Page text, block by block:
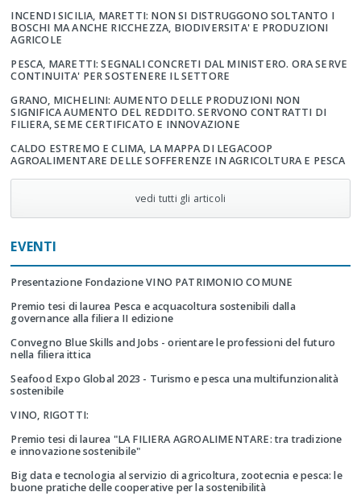
INCENDI SICILIA, MARETTI: NON SI DISTRUGGONO SOLTANTO I
BOSCHI MA ANCHE RICCHEZZA, BIODIVERSITA' E PRODUZIONI
AGRICOLE
PESCA, MARETTI: SEGNALI CONCRETI DAL MINISTERO. ORA SERVE
CONTINUITA' PER SOSTENERE IL SETTORE
GRANO, MICHELINI: AUMENTO DELLE PRODUZIONI NON
SIGNIFICA AUMENTO DEL REDDITO. SERVONO CONTRATTI DI
FILIERA, SEME CERTIFICATO E INNOVAZIONE
CALDO ESTREMO E CLIMA, LA MAPPA DI LEGACOOP
AGROALIMENTARE DELLE SOFFERENZE IN AGRICOLTURA E PESCA
vedi tutti gli articoli
EVENTI
Presentazione Fondazione VINO PATRIMONIO COMUNE
Premio tesi di laurea Pesca e acquacoltura sostenibili dalla
governance alla filiera II edizione
Convegno Blue Skills and Jobs - orientare le professioni del futuro
nella filiera ittica
Seafood Expo Global 2023 - Turismo e pesca una multifunzionalità
sostenibile
VINO, RIGOTTI:
Premio tesi di laurea "LA FILIERA AGROALIMENTARE: tra tradizione
e innovazione sostenibile"
Big data e tecnologia al servizio di agricoltura, zootecnia e pesca: le
buone pratiche delle cooperative per la sostenibilità